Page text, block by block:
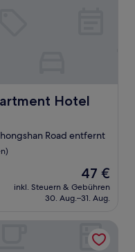
Hotel
Hotel
Road entfernt
Der
Preis
beträgt
47 €
inkl. Steuern & Gebühren
30. Aug.–31. Aug.